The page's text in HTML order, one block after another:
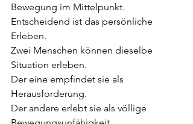
Bewegung im Mittelpunkt.
Entscheidend ist das persönliche
Erleben.
Zwei Menschen können dieselbe
Situation erleben.
Der eine empfindet sie als
Herausforderung.
Der andere erlebt sie als völlige